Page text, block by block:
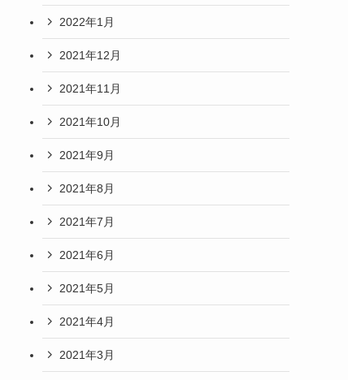
2022年1月
2021年12月
2021年11月
2021年10月
2021年9月
2021年8月
2021年7月
2021年6月
2021年5月
2021年4月
2021年3月